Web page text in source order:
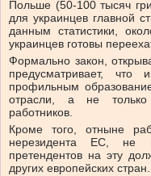
Польше (50-100 тысяч
для украинцев главной
данным статистики,
украинцев готовы
Формально закон,
предусматривает,
профильным
отрасли, а не
работников.
Кроме того, отныне
нерезидента ЕС, не
претендентов на эту
других европейских стран.